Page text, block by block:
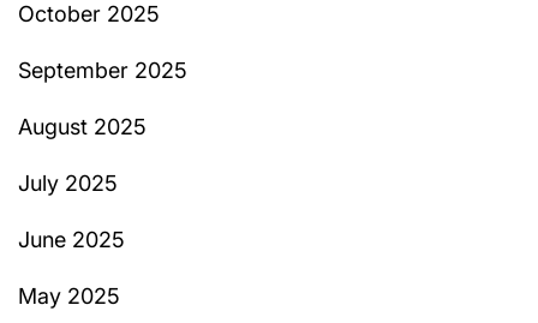
October 2025
September 2025
August 2025
July 2025
June 2025
May 2025